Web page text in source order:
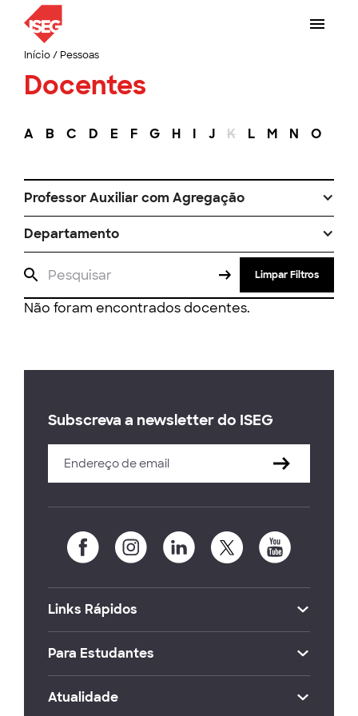
Início/ Pessoas
Docentes
A B C D E F G H I J K L M N O
Professor Auxiliar com Agregação
Departamento
Limpar Filtros
Não foram encontrados docentes.
Subscreva a newsletter do ISEG
Links Rápidos
Para Estudantes
Atualidade